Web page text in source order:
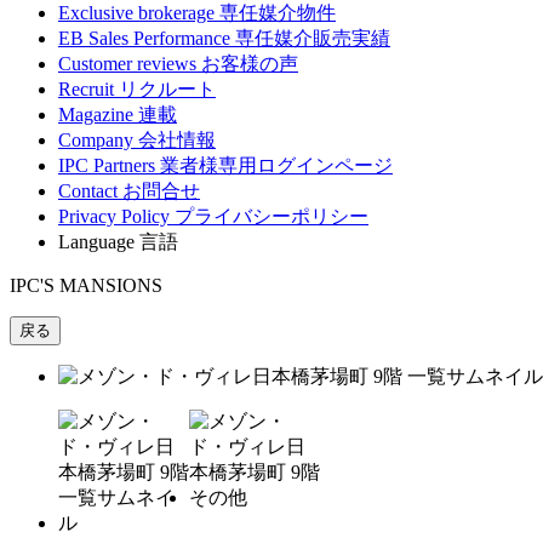
Exclusive brokerage 専任媒介物件
EB Sales Performance 専任媒介販売実績
Customer reviews お客様の声
Recruit リクルート
Magazine 連載
Company 会社情報
IPC Partners 業者様専用ログインページ
Contact お問合せ
Privacy Policy プライバシーポリシー
Language 言語
IPC'S MANSIONS
戻る